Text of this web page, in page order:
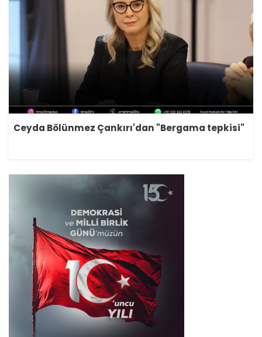
Ceyda Bölünmez Çankırı'dan "Bergama tepkisi"